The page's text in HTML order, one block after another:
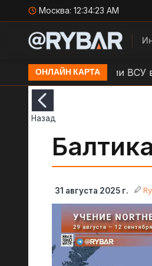
Москва: 12:34:24 AM
ОНЛАЙН КАРТА
БЛА по позиции ВСУ в
Назад
31 августа 2025 г.